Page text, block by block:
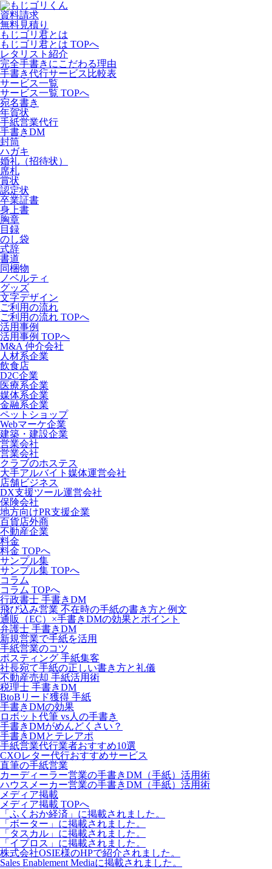
資料請求
無料見積り
もじゴリ君とは
もじゴリ君とは TOPへ
レタリスト紹介
完全手書きにこだわる理由
手書き代行サービス比較表
サービス一覧
サービス一覧 TOPへ
宛名書き
年賀状
手紙営業代行
手書きDM
封筒
ハガキ
婚礼（招待状）
席札
賞状
認定状
卒業証書
身上書
胸章
目録
のし袋
式辞
書道
同梱物
ノベルティ
グッズ
文字デザイン
ご利用の流れ
ご利用の流れ TOPへ
活用事例
活用事例 TOPへ
M&A 仲介会社
人材系企業
飲食店
D2C企業
医療系企業
媒体系企業
金融系企業
ペットショップ
Webマーケ企業
建築・建設企業
営業会社
営業会社
クラブのホステス
大手アルバイト媒体運営会社
店舗ビジネス
DX支援ツール運営会社
保険会社
地方向けPR支援企業
百貨店外商
不動産企業
料金
料金 TOPへ
サンプル集
サンプル集 TOPへ
コラム
コラム TOPへ
行政書士 手書きDM
飛び込み営業 不在時の手紙の書き方と例文
通販（EC）×手書きDMの効果とポイント
弁護士 手書きDM
新規営業で手紙を活用
手紙営業のコツ
ポスティング 手紙集客
社長宛て手紙の正しい書き方と礼儀
不動産売却 手紙活用術
税理士 手書きDM
BtoBリード獲得 手紙
手書きDMの効果
ロボット代筆 vs人の手書き
手書きDMがめんどくさい？
手書きDMとテレアポ
手紙営業代行業者おすすめ10選
CXOレター代行おすすめサービス
直筆の手紙営業
カーディーラー営業の手書きDM（手紙）活用術
ハウスメーカー営業の手書きDM（手紙）活用術
メディア掲載
メディア掲載 TOPへ
「ふくおか経済」に掲載されました。
「ボーター」に掲載されました。
「タスカル」に掲載されました。
「イプロス」に掲載されました。
株式会社OSIE様のHPで紹介されました。
Sales Enablement Mediaに掲載されました。